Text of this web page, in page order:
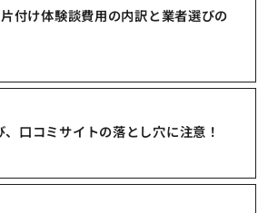
付け体験談費用の内訳と業者選びの
口コミサイトの落とし穴に注意！